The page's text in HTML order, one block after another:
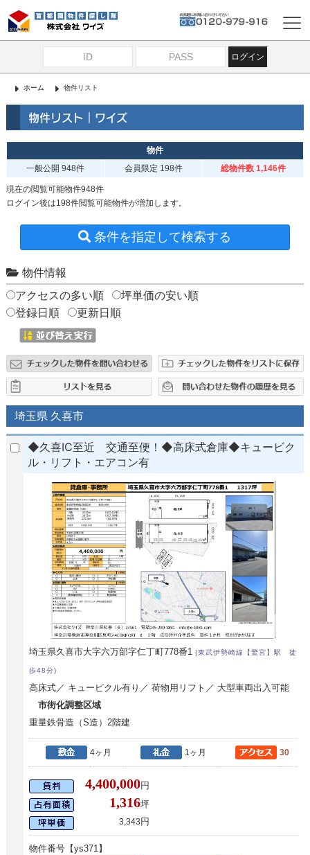
ログイン
ホーム 物件リスト
物件リスト｜ワイズ
物件
一般公開 948件 会員限定 198件 総物件数 1,146件
現在の閲覧可能物件948件
ログイン後は198件閲覧可能物件が増加します。
条件を指定して検索する
物件情報
アクセスの多い順
坪単価の安い順
登録日順
更新日順
埼玉県 久喜市
◆久喜IC至近 交通至便！◆高床式倉庫◆キュービク
ル・リフト・エアコン有
埼玉県久喜市大字六万部字仁丁町778番1(東武伊勢崎線【鷲宮】駅 徒
歩48分)
高床式／ キューピクル有り／ 荷物用リフト／ 大型車両出入可能
市街化調整区域
重量鉄骨造（S造）2階建
4ヶ月 1ヶ月 30
4,400,000円
1,316坪
3,343 円
物件番号【ys371】